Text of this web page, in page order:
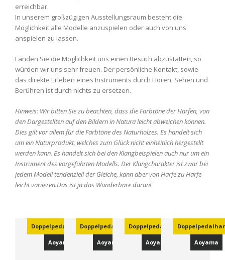
erreichbar.
In unserem großzügigen Ausstellungsraum besteht die
Möglichkeit alle Modelle anzuspielen oder auch von uns
anspielen zu lassen.
Fänden Sie die Möglichkeit uns einen Besuch abzustatten, so
würden wir uns sehr freuen. Der persönliche Kontakt, sowie
das direkte Erleben eines Instruments durch Hören, Sehen und
Berühren ist durch nichts zu ersetzen.
Hinweis: Wir bitten Sie zu beachten, dass die Farbtöne der Harfen, von
den Dargestellten auf den Bildern in Natura leicht abweichen können.
Dies gilt vor allem für die Farbtöne des Naturholzes. Es handelt sich
um ein Naturprodukt, welches zum Glück nicht einheitlich hergestellt
werden kann. Es handelt sich bei den Klangbeispielen auch nur um ein
Instrument des vorgeführten Modells. Der Klangcharakter ist zwar bei
jedem Modell tendenziell der Gleiche, kann aber von Harfe zu Harfe
leicht variieren.Das ist ja das Wunderbare daran!
Doppelpedalharfen
Aoyama
Doppelpedalharfen
Aoyama
Doppelpedalharfen
Aoyama Aoyama